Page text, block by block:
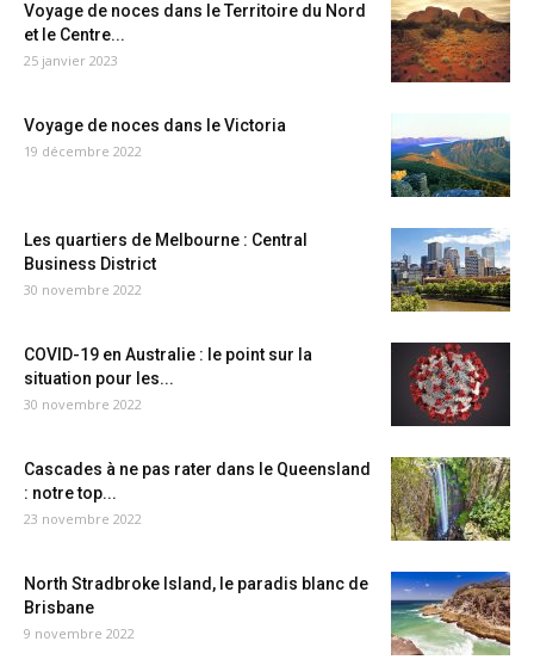
Voyage de noces dans le Territoire du Nord
et le Centre...
25 janvier 2023
Voyage de noces dans le Victoria
19 décembre 2022
Les quartiers de Melbourne : Central
Business District
30 novembre 2022
COVID-19 en Australie : le point sur la
situation pour les...
30 novembre 2022
Cascades à ne pas rater dans le Queensland
: notre top...
23 novembre 2022
North Stradbroke Island, le paradis blanc de
Brisbane
9 novembre 2022